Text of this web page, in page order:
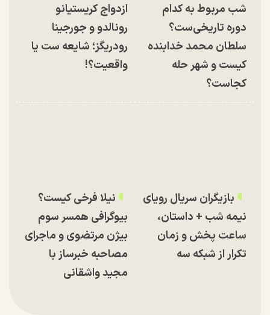
شب مربوط به کدام
دوره تاریخی‌ست؟
سلطان محمد خدابنده
کیست و شهر حله
کجاست؟
ازدواج کریستیانو
رونالدو و جورجینا
رودریگز؛ شایعه ست یا
واقعیت؟!
بازیگران سریال رویای
نیمه شب + داستان،
ساعت پخش و زمان
تکرار از شبکه سه
نیلا فرخی کیست؟
بیوگرافی همسر سوم
بیژن مرتضوی و ماجرای
مصاحبه خبرساز با
مجید واشقانی